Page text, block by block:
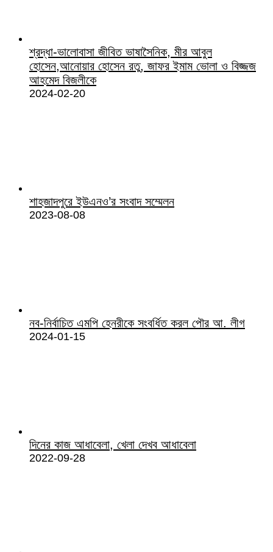
শ্রদ্ধা-ভালোবাসা জীবিত ভাষাসৈনিক, মীর আবুল
হোসেন,আনোয়ার হোসেন রতু, জাফর ইমাম ভোলা ও বিজ্জজ
আহমেদ বিজলীকে
2024-02-20
শাহজাদপুরে ইউএনও’র সংবাদ সম্মেলন
2023-08-08
নব-নির্বাচিত এমপি হেনরীকে সংবর্ধিত করল পৌর আ. লীগ
2024-01-15
দিনের কাজ আধাবেলা, খেলা দেখব আধাবেলা
2022-09-28